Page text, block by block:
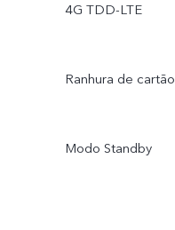
4G TDD-LTE
Ranhura de cartão
Modo Standby